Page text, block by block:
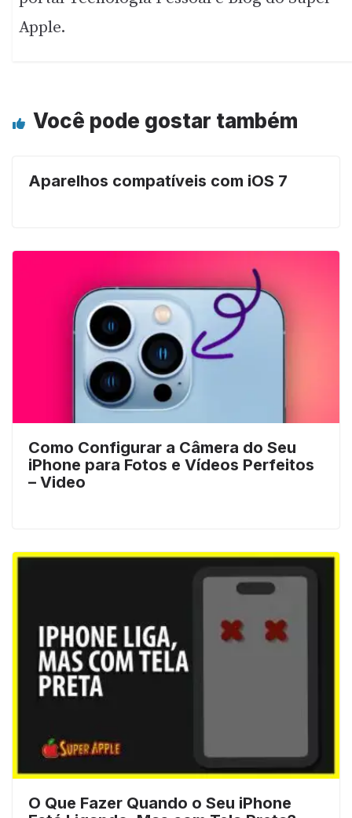
Apple.
Você pode gostar também
Aparelhos compatíveis com iOS 7
Como Configurar a Câmera do Seu
iPhone para Fotos e Vídeos Perfeitos
– Video
O Que Fazer Quando o Seu iPhone